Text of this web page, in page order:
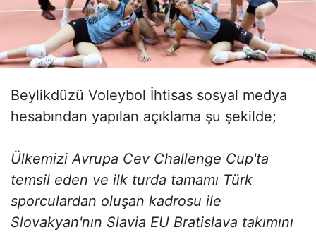
Beylikdüzü Voleybol İhtisas sosyal medya
hesabından yapılan açıklama şu şekilde;
Ülkemizi Avrupa Cev Challenge Cup'ta
temsil eden ve ilk turda tamamı Türk
sporculardan oluşan kadrosu ile
Slovakyan'nın Slavia EU Bratislava takımını